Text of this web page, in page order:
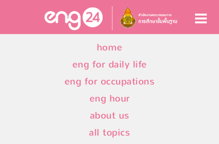
home
eng for daily life
eng for occupations
eng hour
about us
all topics